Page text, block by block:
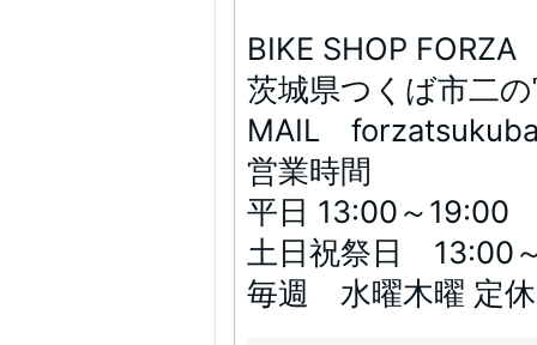
BIKE SHOP
茨城県つくば市二
MAIL
営業時間
平日 13:00～19:00
土日祝祭日 13:00
毎週 水曜木曜 定